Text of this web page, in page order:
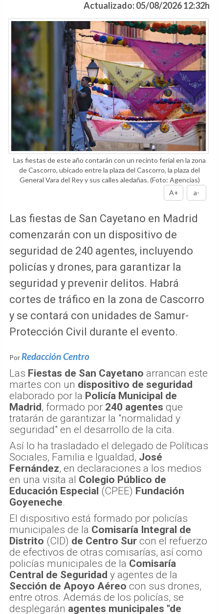
Actualizado: 05/08/2026 12:32h
Las fiestas de este año contarán con un recinto ferial en la zona
de Cascorro, ubicado entre la plaza del Cascorro, la plaza del
General Vara del Rey y sus calles aledañas.(Foto: Agencias)
A+
a-
Las fiestas de San Cayetano en Madrid
comenzarán con un dispositivo de
seguridad de 240 agentes, incluyendo
policías y drones, para garantizar la
seguridad y prevenir delitos. Habrá
cortes de tráfico en la zona de Cascorro
y se contará con unidades de Samur-
Protección Civil durante el evento.
Por Redacción Centro
Las Fiestas de San Cayetano arrancan este
martes con un dispositivo de seguridad
elaborado por la Policía Municipal de
Madrid, formado por 240 agentes que
tratarán de garantizar la "normalidad y
seguridad" en el desarrollo de la cita.
Así lo ha trasladado el delegado de Políticas
Sociales, Familia e Igualdad, José
Fernández, en declaraciones a los medios
en una visita al Colegio Público de
Educación Especial (CPEE) Fundación
Goyeneche.
El dispositivo está formado por policías
municipales de la Comisaría Integral de
Distrito (CID) de Centro Sur con el refuerzo
de efectivos de otras comisarías, así como
policías municipales de la Comisaría
Central de Seguridad y agentes de la
Sección de Apoyo Aéreo con sus drones,
entre otros. Además de los policías, se
desplegarán agentes municipales "de